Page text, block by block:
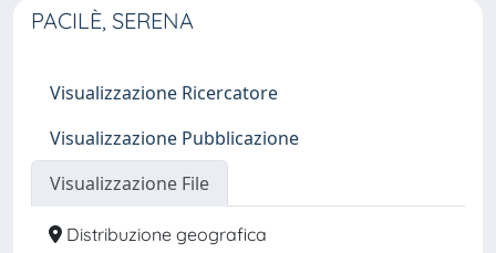
PACILÈ, SERENA
Visualizzazione Ricercatore
Visualizzazione Pubblicazione
Visualizzazione File
Distribuzione geografica